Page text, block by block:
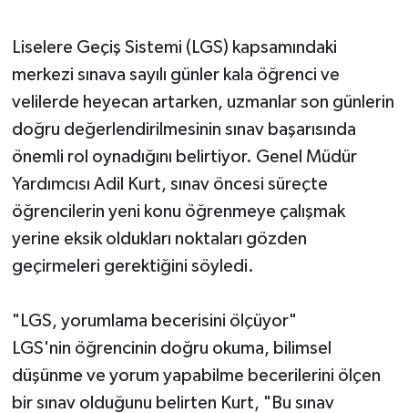
Liselere Geçiş Sistemi (LGS) kapsamındaki
merkezi sınava sayılı günler kala öğrenci ve
velilerde heyecan artarken, uzmanlar son günlerin
doğru değerlendirilmesinin sınav başarısında
önemli rol oynadığını belirtiyor. Genel Müdür
Yardımcısı Adil Kurt, sınav öncesi süreçte
öğrencilerin yeni konu öğrenmeye çalışmak
yerine eksik oldukları noktaları gözden
geçirmeleri gerektiğini söyledi.
"LGS, yorumlama becerisini ölçüyor"
LGS'nin öğrencinin doğru okuma, bilimsel
düşünme ve yorum yapabilme becerilerini ölçen
bir sınav olduğunu belirten Kurt, "Bu sınav